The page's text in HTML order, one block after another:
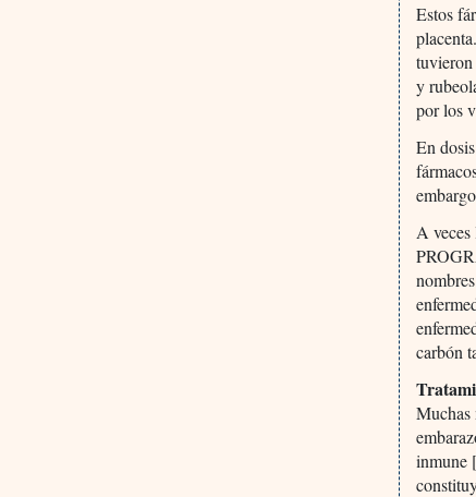
Estos
tuvieron
y
por los
En
A
carbón
Muchas
inmune